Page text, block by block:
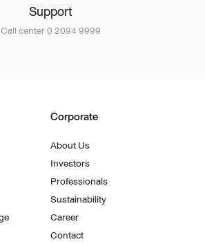
Support
Call center 0 2094 9999
Corporate
About Us
Investors
Professionals
Sustainability
Career
Contact